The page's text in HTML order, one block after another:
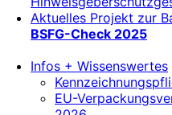
Aktuelles Projekt zur
BSFG-Check 2025
Infos + Wissenswertes
EU-